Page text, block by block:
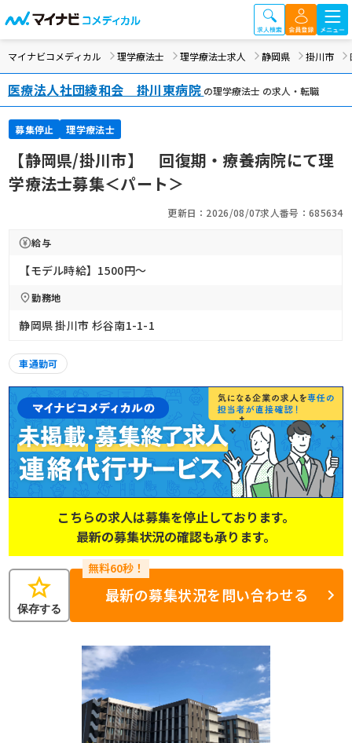
マイナビコメディカル 理学療法士 理学療法士求人 静岡県 掛川市
医療法人社団綾和会 掛川東病院 の理学療法士 の求人・転職
募集停止 理学療法士
【静岡県/掛川市】 回復期・療養病院にて理
学療法士募集＜パート＞
更新日：2026/08/07求人番号：685634
給与
【モデル時給】1500円〜
勤務地
静岡県 掛川市 杉谷南1-1-1
車通勤可
こちらの求人は募集を停止しております。
最新の募集状況の確認も承ります。
star
保存する
最新の募集状況を問い合わせる